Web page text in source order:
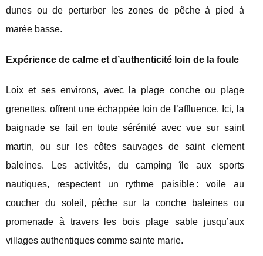
dunes ou de perturber les zones de pêche à pied à
marée basse.
Expérience de calme et d’authenticité loin de la foule
Loix et ses environs, avec la plage conche ou plage
grenettes, offrent une échappée loin de l’affluence. Ici, la
baignade se fait en toute sérénité avec vue sur saint
martin, ou sur les côtes sauvages de saint clement
baleines. Les activités, du camping île aux sports
nautiques, respectent un rythme paisible : voile au
coucher du soleil, pêche sur la conche baleines ou
promenade à travers les bois plage sable jusqu’aux
villages authentiques comme sainte marie.